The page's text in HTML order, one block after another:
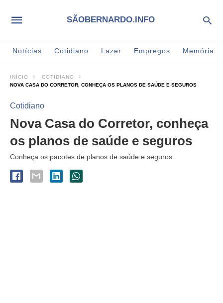
SÃOBERNARDO.INFO
Notícias Cotidiano Lazer Empregos Memória
INÍCIO
COTIDIANO
NOVA CASA DO CORRETOR, CONHEÇA OS PLANOS DE SAÚDE E SEGUROS
Cotidiano
Nova Casa do Corretor, conheça
os planos de saúde e seguros
Conheça os pacotes de planos de saúde e seguros.